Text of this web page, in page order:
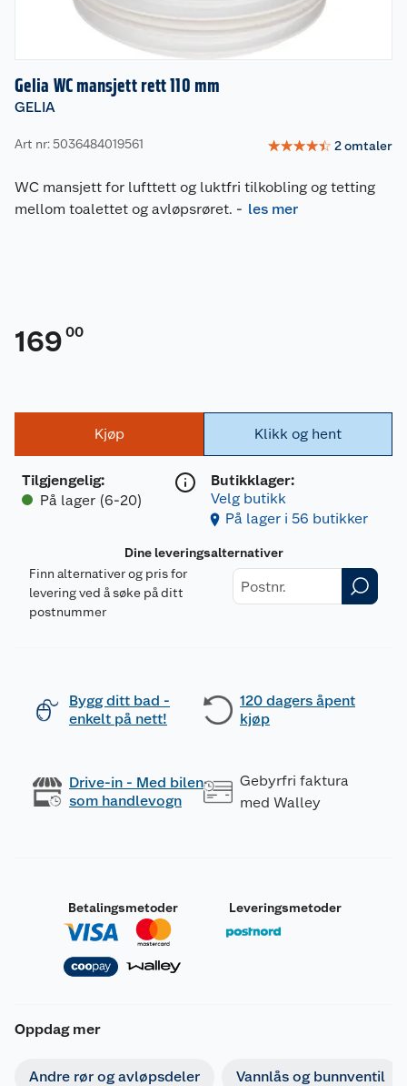
Gelia WC mansjett rett 110 mm
GELIA
Art nr: 5036484019561 ☆☆☆☆☆ 2omtaler
WC mansjett for lufttett og luktfri tilkobling og tetting
mellom toalettet og avløpsrøret. - les mer
169 00
Kjøp
Tilgjengelig:
På lager (6-20)
Klikk og hent
Butikklager:
Velg butikk
På lager i 56 butikker
Dine leveringsalternativer
Finn alternativer og pris for
levering ved å søke på ditt
postnummer
Bygg ditt bad -
enkelt på nett!
120 dagers åpent
kjøp
Drive-in - Med bilen
som handlevogn
Gebyrfri faktura
med Walley
Betalingsmetoder Leveringsmetoder
Oppdag mer
Andre rør og avløpsdeler Vannlås og bunnventil